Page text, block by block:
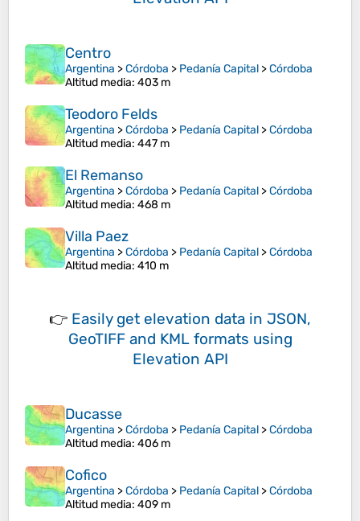
Centro
Argentina >Córdoba > Pedanía Capital >Córdoba
Altitud media: 403 m
Teodoro Felds
Argentina >Córdoba > Pedanía Capital >Córdoba
Altitud media: 447 m
El Remanso
Argentina >Córdoba > Pedanía Capital >Córdoba
Altitud media: 468 m
Villa Paez
Argentina >Córdoba > Pedanía Capital >Córdoba
Altitud media: 410 m
👉 Easily get elevation data in JSON,
GeoTIFF and KML formats using
Elevation API
Ducasse
Argentina >Córdoba > Pedanía Capital >Córdoba
Altitud media: 406 m
Cofico
Argentina >Córdoba > Pedanía Capital >Córdoba
Altitud media: 409 m